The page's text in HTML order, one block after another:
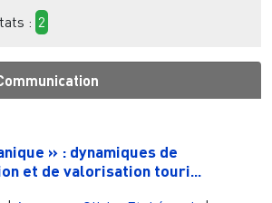
: 2
» : dynamiques de
et de valorisation touri...